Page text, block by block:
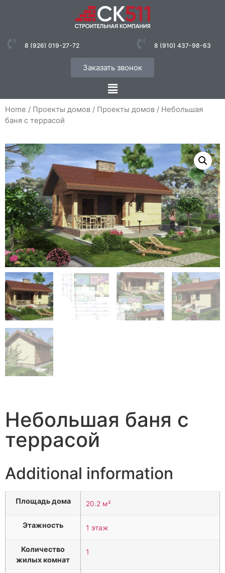
8 (926) 019-27-72 8 (910) 437-98-63
Заказать звонок
Home / Проекты домов / Проекты домов / Небольшая
баня с террасой
Небольшая баня с
террасой
Additional information
Площадь дома 20.2 м²
Этажность 1 этаж
Количество
жилых комнат
1